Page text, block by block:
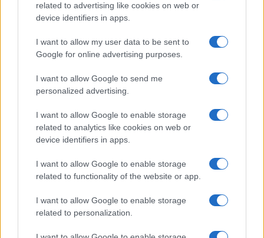
related to advertising like cookies on web or
device identifiers in apps.
I want to allow my user data to be sent to
Google for online advertising purposes.
I want to allow Google to send me
personalized advertising.
I want to allow Google to enable storage
related to analytics like cookies on web or
device identifiers in apps.
I want to allow Google to enable storage
related to functionality of the website or app.
I want to allow Google to enable storage
related to personalization.
#VIRUS
Commenta per primo
SEDUTE SATIRICHE
Vignetta del 07/08/2026